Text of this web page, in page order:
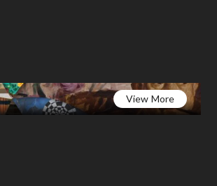
View More